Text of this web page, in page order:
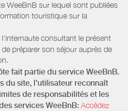
WeeBnB sur lequel sont publiées
touristique sur la
l'internaute consultant le présent
préparer son séjour auprès de
fait partie du service WeeBnB.
du site, l’utilisateur reconnaît
de responsabilités et les
services WeeBnB: Accédez